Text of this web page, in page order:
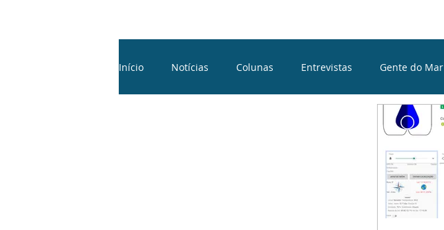
Início Notícias Colunas Entrevistas Gente do Mar